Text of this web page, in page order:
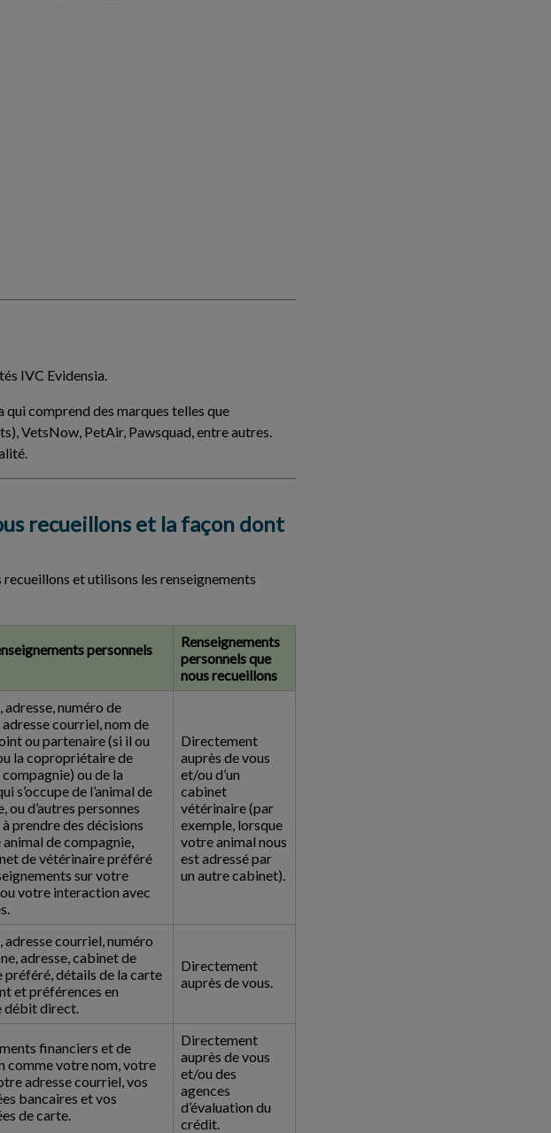
IVC Evidensia.
comprend des marques telles que
VetsNow, PetAir, Pawsquad, entre autres.
recueillons et la façon dont
et utilisons les renseignements
personnels
Renseignements
personnels que
nous recueillons
adresse, numéro de
courriel, nom de
ou partenaire (si il ou
la copropriétaire de
compagnie) ou de la
s’occupe de l’animal de
ou d’autres personnes
prendre des décisions
de compagnie,
de vétérinaire préféré
sur votre
votre interaction avec
Directement
auprès de vous
et/ou d’un
cabinet
vétérinaire (par
exemple, lorsque
votre animal nous
est adressé par
un autre cabinet).
adresse courriel, numéro
adresse, cabinet de
préféré, détails de la carte
et préférences en
débit direct.
Directement
auprès de vous.
financiers et de
comme votre nom, votre
adresse courriel, vos
bancaires et vos
de carte.
Directement
auprès de vous
et/ou des
agences
d’évaluation du
crédit.